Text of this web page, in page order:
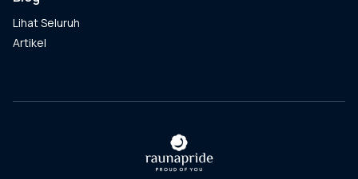
Lihat Seluruh
Artikel